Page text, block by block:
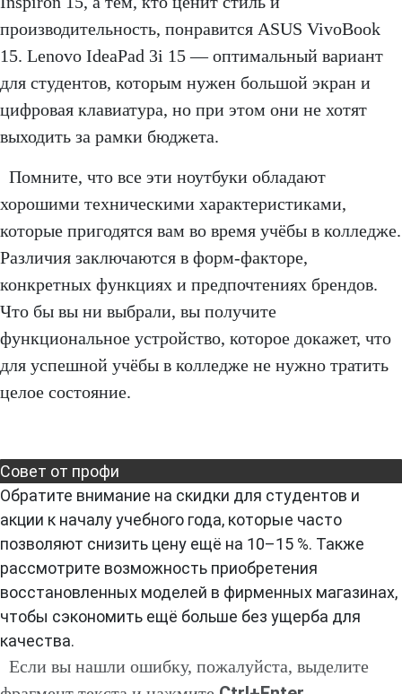
производительность, понравится ASUS VivoBook
15. Lenovo IdeaPad 3i 15 — оптимальный вариант
для студентов, которым нужен большой экран и
цифровая клавиатура, но при этом они не хотят
выходить за рамки бюджета.
Помните, что все эти ноутбуки обладают
хорошими техническими характеристиками,
которые пригодятся вам во время учёбы в колледже.
Различия заключаются в форм-факторе,
конкретных функциях и предпочтениях брендов.
Что бы вы ни выбрали, вы получите
функциональное устройство, которое докажет, что
для успешной учёбы в колледже не нужно тратить
целое состояние.
Совет от профи
Обратите внимание на скидки для студентов и
акции к началу учебного года, которые часто
позволяют снизить цену ещё на 10–15 %. Также
рассмотрите возможность приобретения
восстановленных моделей в фирменных магазинах,
чтобы сэкономить ещё больше без ущерба для
качества.
Если вы нашли ошибку, пожалуйста, выделите